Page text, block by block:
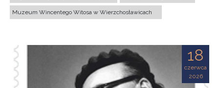
Muzeum Wincentego Witosa w Wierzchosławicach
18
czerwca
2026